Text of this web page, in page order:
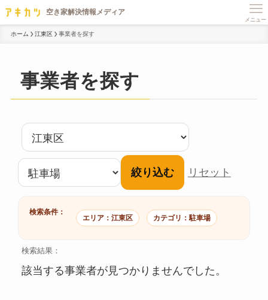
メニュー
ホーム 江東区 事業者を探す
事業者を探す
絞り込む リセット
検索条件：
エリア：江東区 カテゴリ：駐車場
検索結果：
該当する事業者が見つかりませんでした。